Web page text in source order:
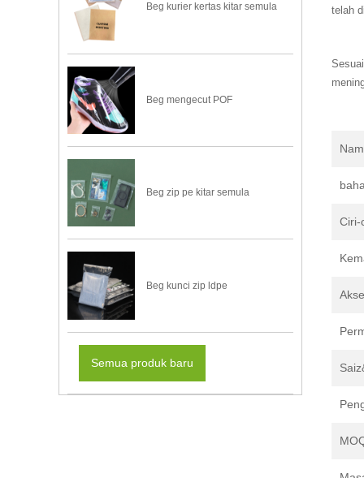
Beg kurier kertas kitar semula
Beg mengecut POF
Beg zip pe kitar semula
Beg kunci zip ldpe
Semua produk baru
telah
Ciri-